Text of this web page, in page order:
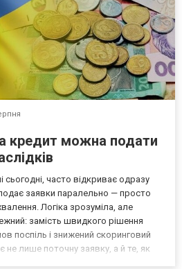
кредит можна подати
сьогодні, часто відкриває одразу
заявки паралельно — просто
Логіка зрозуміла, але
замість швидкого рішення
поспіль і знижений скоринговий
не лише поточну заявку, а й те, як